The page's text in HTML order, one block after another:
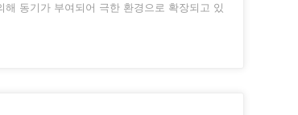
동기가 부여되어 극한 환경으로 확장되고 있
간까지 다양한 방향으로 탐사가 이루어졌습니